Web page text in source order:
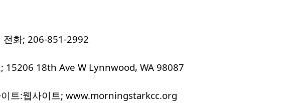
전화; 206-851-2992
15206 18th Ave W Lynnwood, WA 98087
트:웹사이트; www.morningstarkcc.org